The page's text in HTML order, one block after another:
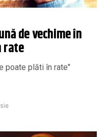
de vechime în
rate
poate plăti în rate"